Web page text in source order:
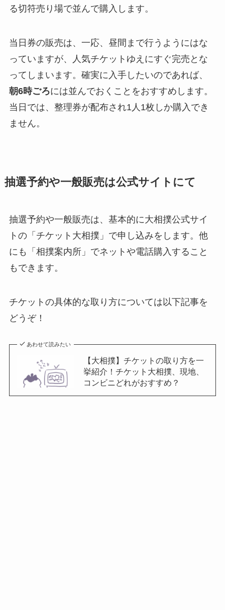
る切符売り場で並んで購入します。
当日券の販売は、一応、昼間まで行うようにはな
っていますが、人気チケットゆえにすぐ完売とな
ってしまいます。確実に入手したいのであれば、
朝6時ごろには並んでおくことをおすすめします。
当日では、整理券が配布され1人1枚しか購入でき
ません。
抽選予約や一般販売は公式サイトにて
抽選予約や一般販売は、基本的に大相撲公式サイ
トの「チケット大相撲」で申し込みをします。他
にも「相撲案内所」でネットや電話購入すること
もできます。
チケットの具体的な取り方については以下記事を
どうぞ！
あわせて読みたい
【大相撲】チケットの取り方を一
挙紹介！チケット大相撲、現地、
コンビニどれがおすすめ？